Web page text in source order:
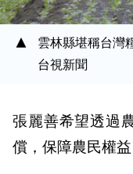
雲林縣堪稱台灣
台視新聞
張麗善希望透過
償，保障農民權